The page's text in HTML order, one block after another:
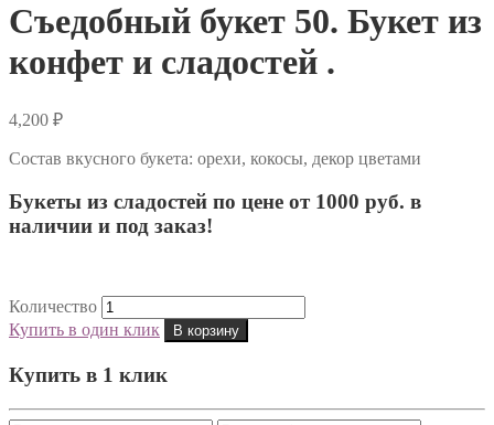
Съедобный букет 50. Букет из
конфет и сладостей .
4,200 ₽
Состав вкусного букета: орехи, кокосы, декор цветами
Букеты из сладостей по цене от 1000 руб. в
наличии и под заказ!
Количество
Купить в один клик
В корзину
Купить в 1 клик